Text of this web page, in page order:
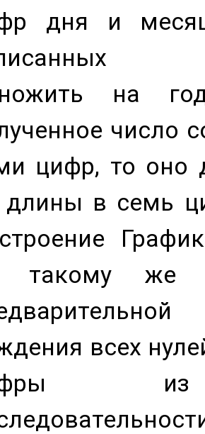
дня и
на
число
цифр, то оно
в семь
такому же
всех
из